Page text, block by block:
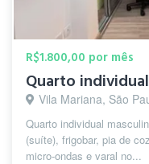
R$1.800,00 por mês
Vila Mariana, São
Quarto individual
(suíte), frigobar, pia de
micro-ondas e varal no...